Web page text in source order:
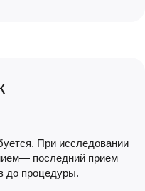
При исследовании
последний прием
до процедуры.